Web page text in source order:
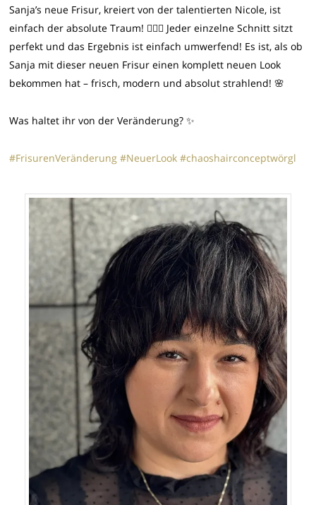
Sanja’s neue Frisur, kreiert von der talentierten Nicole, ist
einfach der absolute Traum! 💇‍♀️✨ Jeder einzelne Schnitt sitzt
perfekt und das Ergebnis ist einfach umwerfend! Es ist, als ob
Sanja mit dieser neuen Frisur einen komplett neuen Look
bekommen hat – frisch, modern und absolut strahlend! 🌸
Was haltet ihr von der Veränderung? ✨
#FrisurenVeränderung #NeuerLook #chaoshairconceptwörgl